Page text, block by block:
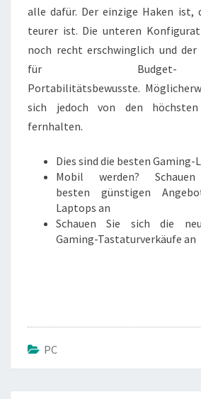
alle dafür. Der einzige Haken ist,
teurer ist. Die unteren
noch recht erschwinglich und der
für
Portabilitätsbewusste.
sich jedoch von den höchsten
fernhalten.
Dies sind die besten Gaming-
Mobil werden?
besten günstigen
Laptops an
Schauen Sie sich die
Gaming-Tastaturverkäufe an
PC